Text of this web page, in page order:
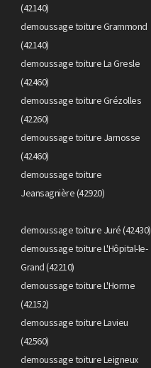
(42140)
demoussage toiture Grammond
(42140)
demoussage toiture La Gresle
(42460)
demoussage toiture Grézolles
(42260)
demoussage toiture Jarnosse
(42460)
demoussage toiture
Jeansagnière (42920)
demoussage toiture Juré (42430)
demoussage toiture L'Hôpital-le-
Grand (42210)
demoussage toiture L'Horme
(42152)
demoussage toiture Lavieu
(42560)
demoussage toiture Leigneux